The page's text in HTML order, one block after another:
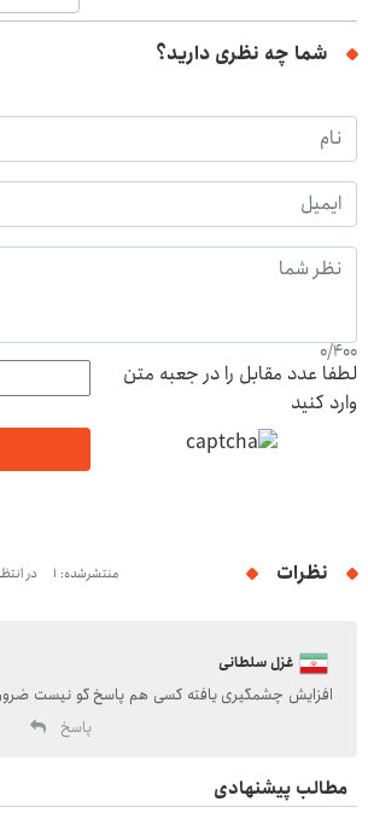
شما چه نظری دارید؟
0/400
لطفا عدد مقابل را در جعبه متن
وارد کنید
نظرات منتشرشده: 1 در
غزل سلطانی
افزایش چشمگیری یافته کسی هم پاسخ گو نیست
پاسخ
مطالب پیشنهادی